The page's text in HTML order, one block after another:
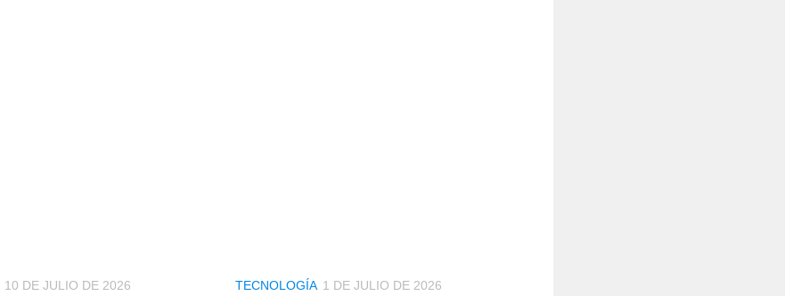
10 DE JULIO DE 2026 TECNOLOGÍA 1 DE JULIO DE 2026